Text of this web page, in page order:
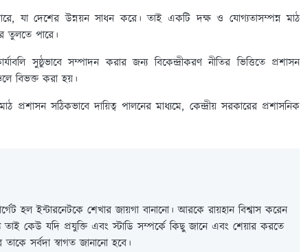
যা দেশের উন্নয়ন সাধন করে। তাই একটি দক্ষ ও যোগ্যতাসম্পন্ন মাঠ
তুলতে পারে।
সুষ্ঠুভাবে সম্পাদন করার জন্য বিকেন্দ্রীকরণ নীতির ভিত্তিতে প্রশাসন
বিভক্ত করা হয়।
প্রশাসন সঠিকভাবে দায়িত্ব পালনের মাধ্যমে, কেন্দ্রীয় সরকারের প্রশাসনিক
হল ইন্টারনেটকে শেখার জায়গা বানানো। আরকে রায়হান বিশ্বাস করেন
তাই কেউ যদি প্রযুক্তি এবং স্টাডি সম্পর্কে কিছু জানে এবং শেয়ার করতে
সর্বদা স্বাগত জানানো হবে।